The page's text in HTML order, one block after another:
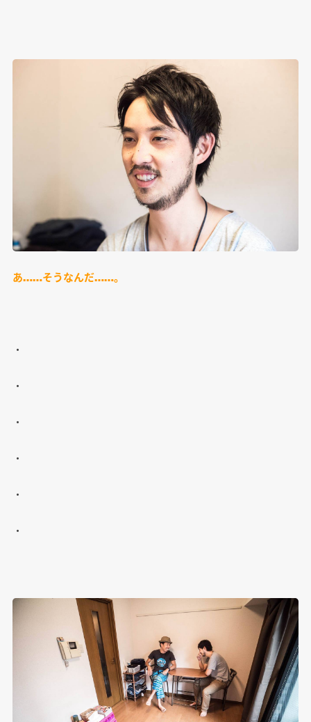
あ……そうなんだ……。
・
・
・
・
・
・